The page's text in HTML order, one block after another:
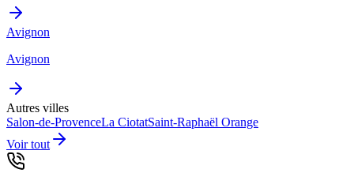
Avignon
Avignon
Autres villes
Salon-de-ProvenceLa CiotatSaint-Raphaël Orange
Voir tout